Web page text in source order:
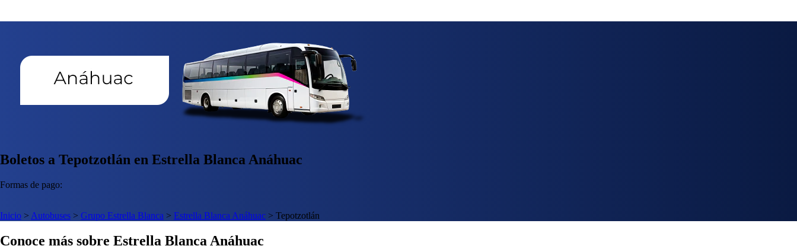
Boletos a Tepotzotlán en Estrella Blanca Anáhuac
Formas de pago:
Inicio > Autobuses > Grupo Estrella Blanca > Estrella Blanca Anáhuac > Tepotzotlán
Conoce más sobre Estrella Blanca Anáhuac